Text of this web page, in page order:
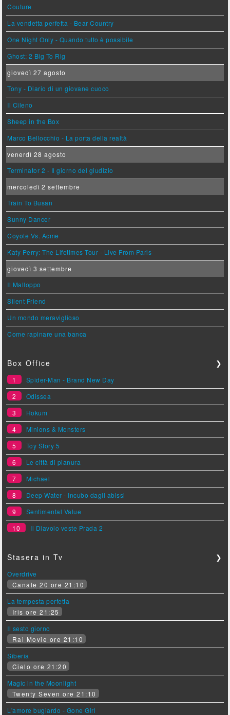
Couture
La vendetta perfetta - Bear Country
One Night Only - Quando tutto è possibile
Ghost: 2 Big To Rig
giovedì 27 agosto
Tony - Diario di un giovane cuoco
Il Cileno
Sheep in the Box
Marco Bellocchio - La porta della realtà
venerdì 28 agosto
Terminator 2 - Il giorno del giudizio
mercoledì 2 settembre
Train To Busan
Sunny Dancer
Coyote Vs. Acme
Katy Perry: The Lifetimes Tour - Live From Paris
giovedì 3 settembre
Il Malloppo
Silent Friend
Un mondo meraviglioso
Come rapinare una banca
Box Office ❯
1
Spider-Man - Brand New Day
2
Odissea
3
Hokum
4
Minions & Monsters
5
Toy Story 5
6
Le città di pianura
7
Michael
8
Deep Water - Incubo dagli abissi
9
Sentimental Value
10
Il Diavolo veste Prada 2
Stasera in Tv ❯
Overdrive
Canale 20 ore 21:10
La tempesta perfetta
Iris ore 21:25
Il sesto giorno
Rai Movie ore 21:10
Siberia
Cielo ore 21:20
Magic in the Moonlight
Twenty Seven ore 21:10
L'amore bugiardo - Gone Girl